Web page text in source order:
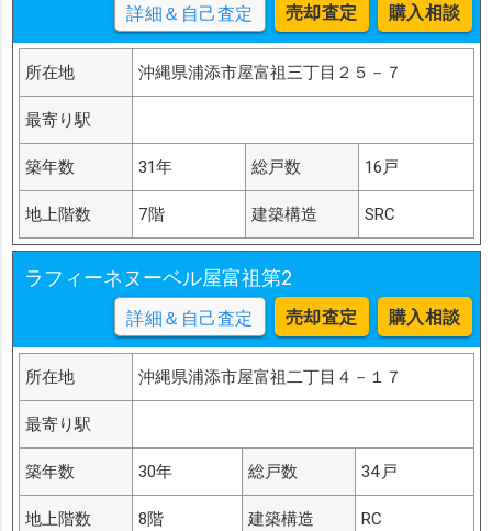
詳細＆自己査定 売却査定 購入相談
所在地 沖縄県浦添市屋富祖三丁目２５－７
最寄り駅
築年数 31年 総戸数 16戸
地上階数 7階 建築構造 SRC
ラフィーネヌーベル屋富祖第2
詳細＆自己査定 売却査定 購入相談
所在地 沖縄県浦添市屋富祖二丁目４－１７
最寄り駅
築年数 30年 総戸数 34戸
地上階数 8階 建築構造 RC